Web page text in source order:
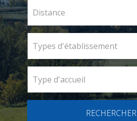
Distance
Types d'établissement
Type d'accueil
RECHERCHER